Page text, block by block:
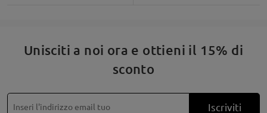
Unisciti a noi ora e ottieni il 15% di
sconto
Iscriviti